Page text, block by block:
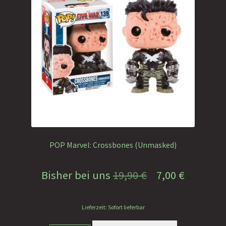
POP Marvel: Crossbones (Unmasked)
Bisher bei uns 19,90€
Ursprünglicher
7,00 €
Lieferzeit: Sofort lieferbar